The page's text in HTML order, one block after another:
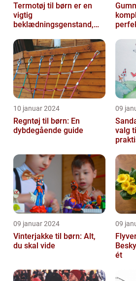
Termotøj til børn er en
vigtig
beklædningsgenstand,
kommer igennem kolde
vi...
10 januar 2024
Regntøj til børn: En
dybdegående guide
09
valg
09 januar 2024
Vinterjakke til børn: Alt,
du skal vide
09
ét